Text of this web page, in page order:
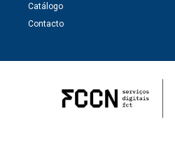
Catálogo
Contacto